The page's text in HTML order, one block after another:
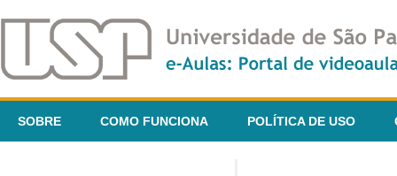
SOBRE COMO FUNCIONA POLÍTICA DE USO